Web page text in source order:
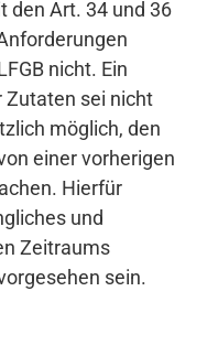
den Art. 34 und 36
nicht. Ein
Zutaten sei nicht
möglich, den
einer vorherigen
Hierfür
und
Zeitraums
sein.